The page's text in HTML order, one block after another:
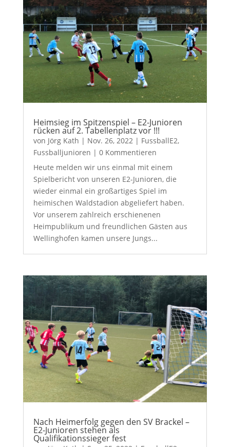
Heimsieg im Spitzenspiel – E2-Junioren
rücken auf 2. Tabellenplatz vor !!!
von Jörg Kath | Nov. 26, 2022 | FussballE2,
Fussballjunioren | 0 Kommentieren
Heute melden wir uns einmal mit einem
Spielbericht von unseren E2-Junioren, die
wieder einmal ein großartiges Spiel im
heimischen Waldstadion abgeliefert haben.
Vor unserem zahlreich erschienenen
Heimpublikum und freundlichen Gästen aus
Wellinghofen kamen unsere Jungs...
Nach Heimerfolg gegen den SV Brackel –
E2-Junioren stehen als
Qualifikationssieger fest